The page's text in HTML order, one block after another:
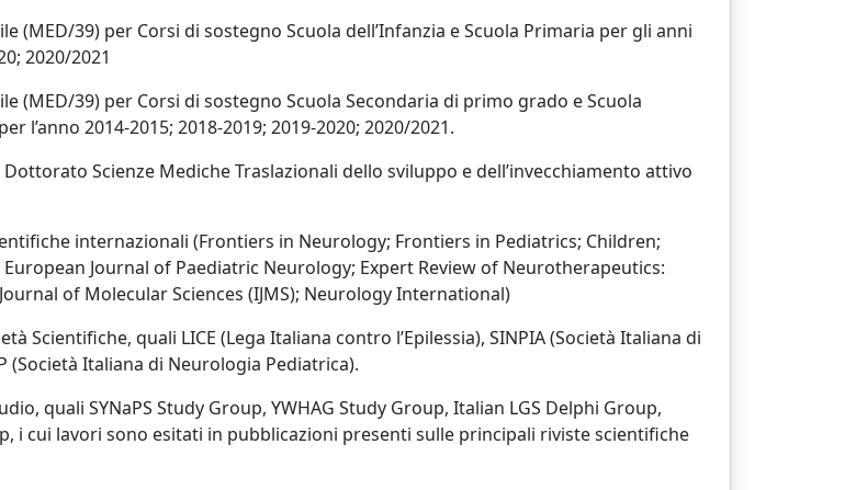
39) per Corsi di sostegno Scuola dell’Infanzia e Scuola Primaria per gli anni
2020/2021
(MED/39) per Corsi di sostegno Scuola Secondaria di primo grado e Scuola
l’anno 2014-2015; 2018-2019; 2019-2020; 2020/2021.
Scienze Mediche Traslazionali dello sviluppo e dell’invecchiamento attivo
internazionali (Frontiers in Neurology; Frontiers in Pediatrics; Children;
Journal of Paediatric Neurology; Expert Review of Neurotherapeutics:
of Molecular Sciences (IJMS); Neurology International)
Scientifiche, quali LICE (Lega Italiana contro l’Epilessia), SINPIA (Società Italiana di
(Società Italiana di Neurologia Pediatrica).
quali SYNaPS Study Group, YWHAG Study Group, Italian LGS Delphi Group,
i cui lavori sono esitati in pubblicazioni presenti sulle principali riviste scientifiche